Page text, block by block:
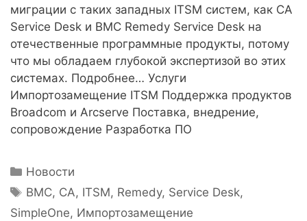
миграции с таких западных ITSM систем, как CA
Service Desk и BMC Remedy Service Desk на
отечественные программные продукты, потому
что мы обладаем глубокой экспертизой во этих
системах. Подробнее… Услуги
Импортозамещение ITSM Поддержка продуктов
Broadcom и Arcserve Поставка, внедрение,
сопровождение Разработка ПО
Рубрики
Новости
Метки
BMC, CA, ITSM, Remedy, Service Desk,
SimpleOne, Импортозамещение